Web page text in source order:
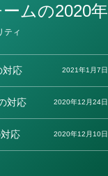
ムの2020年
ティ
対応 2021年1月7日
対応 2020年12月24日
応 2020年12月10日